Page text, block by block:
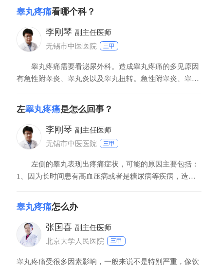
所致。这种情况下，您可以使用抗生素类的药物进行治
疗，例如甲硝唑、阿莫西林等。三：患有精索静脉曲张，
此时您可以使用七叶皂苷类、黄酮类药物进行治疗，疼痛
感
睾丸疼痛看哪个科？
李刚琴 副主任医师
无锡市中医医院
三甲
睾丸疼痛需要看泌尿外科。造成睾丸疼痛的多见原因
有急性附睾炎、睾丸炎以及睾丸扭转。急性附睾炎、睾丸
附睾、睾丸肿大，可合并发热。需要使用三代头孢抗生素
治疗两周左右。如治疗不彻底可转为睾丸脓肿或慢性睾丸
炎。睾丸扭转多发生于瘦高的青年人，可于夜间睡眠期间
左睾丸疼痛是怎么回事？
李刚琴 副主任医师
无锡市中医医院
三甲
左侧的睾丸表现出疼痛症状，可能的原因主要包括：
1、因为长时间患有高血压病或者是糖尿病等疾病，造成
发生缺血性病变，造成睾丸疼痛。2、长时间久坐、或者
长时间站立、或者体型过于肥胖的男性，发生精索静脉曲
张而造成睾丸疼痛。
睾丸疼痛怎么办
张国喜 副主任医师
北京大学人民医院
三甲
睾丸疼痛受很多因素影响，一般来说不是特别严重，像饮